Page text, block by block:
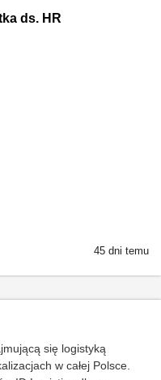
ds. HR
45 dni temu
się logistyką
w całej Polsce.